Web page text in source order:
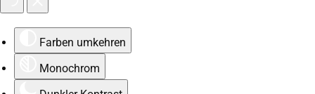
Farben umkehren
Monochrom